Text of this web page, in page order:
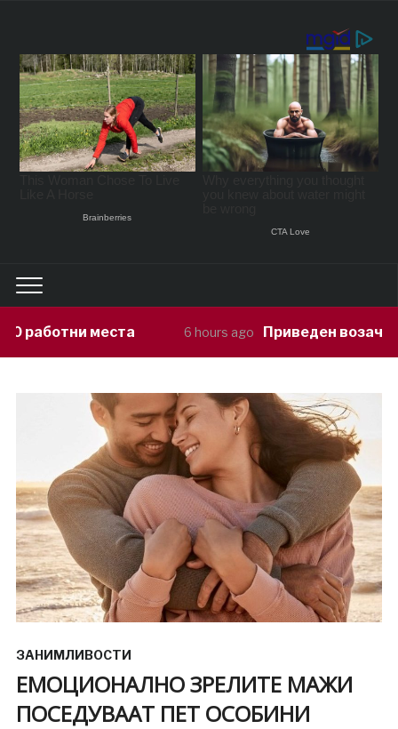
6 hours ago Приведен возач кој ја
ЗАНИМЛИВОСТИ
ЕМОЦИОНАЛНО ЗРЕЛИТЕ МАЖИ
ПОСЕДУВААТ ПЕТ ОСОБИНИ